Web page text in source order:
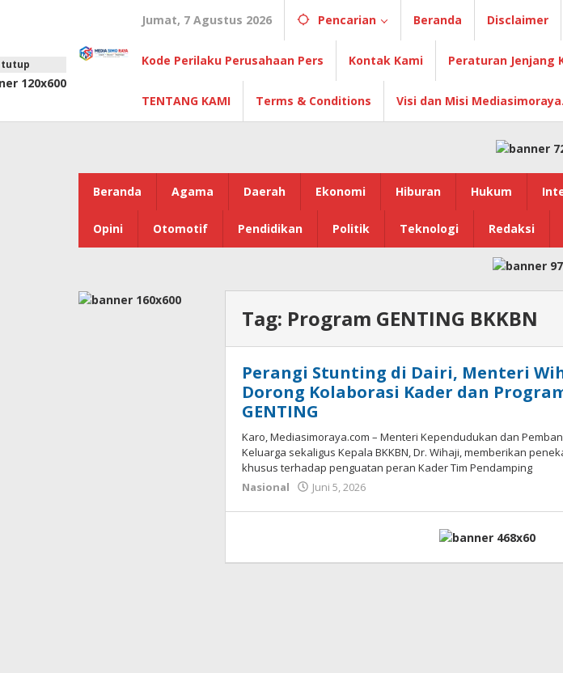
Jumat, 7 Agustus 2026 Pencarian Beranda Disclaimer
Kode Perilaku Perusahaan Pers Kontak Kami Peraturan Jenjang
TENTANG KAMI Terms & Conditions Visi dan Misi
Beranda Agama Daerah Ekonomi Hiburan Hukum
Opini Otomotif Pendidikan Politik Teknologi Redaksi
tutup
Tag: Program GENTING BKKBN
Perangi Stunting di Dairi, Menteri
Dorong Kolaborasi Kader dan
GENTING
Karo, Mediasimoraya.com – Menteri Kependudukan dan
Keluarga sekaligus Kepala BKKBN, Dr. Wihaji, memberikan
khusus terhadap penguatan peran Kader Tim Pendamping
Nasional
Juni 5, 2026